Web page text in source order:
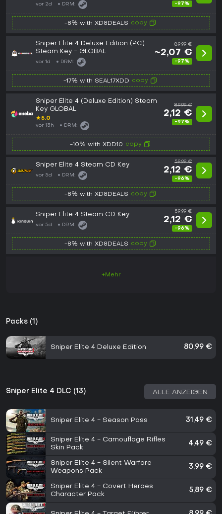
vor 2d DRM: -97%
-8% with XD8DEALS copy
Sniper Elite 4 Deluxe Edition (PC)
Steam Key - GLOBAL
vor 1d DRM:
89,99 €
~2,07 €
-97%
-17% with SEAL17XDD copy
Sniper Elite 4 (Deluxe Edition) Steam
Key GLOBAL
★5.0
vor 13h DRM:
89,99 €
2,12 €
-97%
-10% with XDD10 copy
Sniper Elite 4 Steam CD Key
vor 5d DRM:
59,99 €
2,12 €
-96%
-8% with XD8DEALS copy
Sniper Elite 4 Steam CD Key
vor 5d DRM:
59,99 €
2,12 €
-96%
-8% with XD8DEALS copy
+Mehr
Packs (1)
Sniper Elite 4 Deluxe Edition 80,99 €
Sniper Elite 4 DLC (13) ALLE ANZEIGEN
Sniper Elite 4 - Season Pass 31,49 €
Sniper Elite 4 - Camouflage Rifles
Skin Pack
4,49 €
Sniper Elite 4 - Silent Warfare
Weapons Pack
3,99 €
Sniper Elite 4 - Covert Heroes
Character Pack
5,89 €